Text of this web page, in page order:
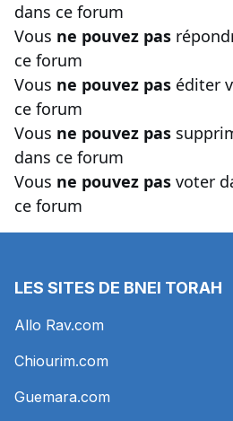
dans ce forum
Vous ne pouvez pas
ce forum
Vous ne pouvez pas éditer
ce forum
Vous ne pouvez pas
dans ce forum
Vous ne pouvez pas voter
ce forum
LES SITES DE BNEI TORAH
Allo Rav.com
Chiourim.com
Guemara.com